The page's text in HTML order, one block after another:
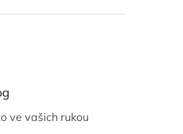
ve vašich rukou